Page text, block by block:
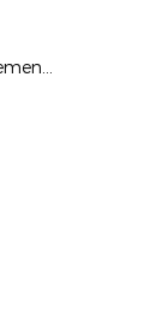
Finale Coupe du Département 2026